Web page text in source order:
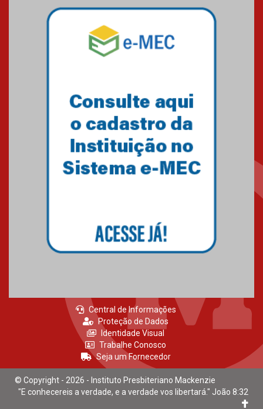
04.08.2026
Mackenzie recepciona os
calouros do segundo semestre
Como o Colégio Mackenzie
Brasília prepara seus
estudantes para o PAS antes
mesmo do Ensino Médio
04.08.2026
Central de Informações
Proteção de Dados
Identidade Visual
Trabalhe Conosco
Seja um Fornecedor
© Copyright - 2026 - Instituto Presbiteriano Mackenzie
"E conhecereis a verdade, e a verdade vos libertará." João 8:32